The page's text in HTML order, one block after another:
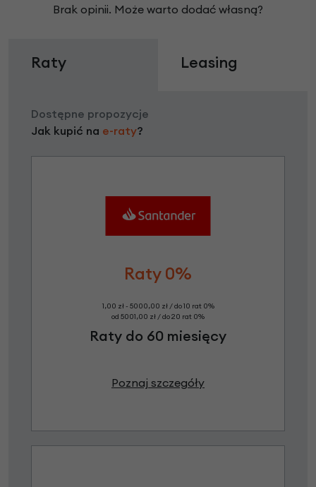
Brak opinii. Może warto dodać własną?
Raty Leasing
Dostępne propozycje
Jak kupić na e-raty?
Raty 0%
1,00 zł - 5000,00 zł / do 10 rat 0%
od 5001,00 zł / do 20 rat 0%
Raty do 60 miesięcy
Poznaj szczegóły